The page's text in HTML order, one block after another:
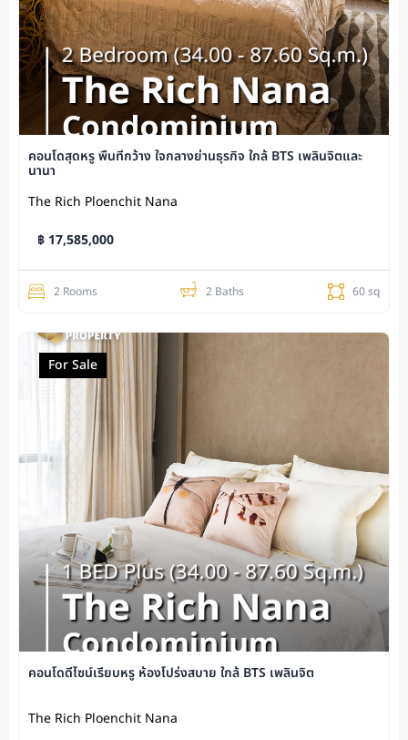
คอนโดสุดหรู พื้นที่กว้าง ใจกลางย่านธุรกิจ ใกล้ BTS เพลินจิตและ
นานา
The Rich Ploenchit Nana
฿ 17,585,000
2 Rooms 2 Baths 60 sq
For Sale
คอนโดดีไซน์เรียบหรู ห้องโปร่งสบาย ใกล้ BTS เพลินจิต
The Rich Ploenchit Nana